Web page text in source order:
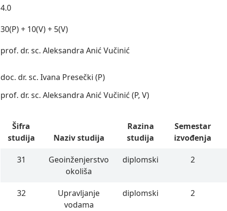
4.0
30(P) + 10(V) + 5(V)
prof. dr. sc. Aleksandra Anić Vučinić
doc. dr. sc. Ivana Presečki (P)
prof. dr. sc. Aleksandra Anić Vučinić (P, V)
Šifra
studija
Naziv studija
Razina
studija
Semestar
izvođenja
31
Geoinženjerstvo
okoliša
diplomski 2
32
Upravljanje
vodama
diplomski 2